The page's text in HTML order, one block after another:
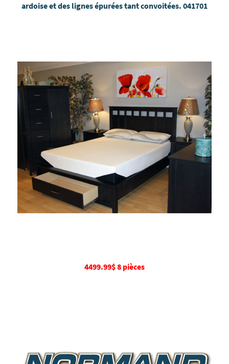
ardoise et des lignes épurées tant convoitées. 041701
4499.99$ 8 pièces